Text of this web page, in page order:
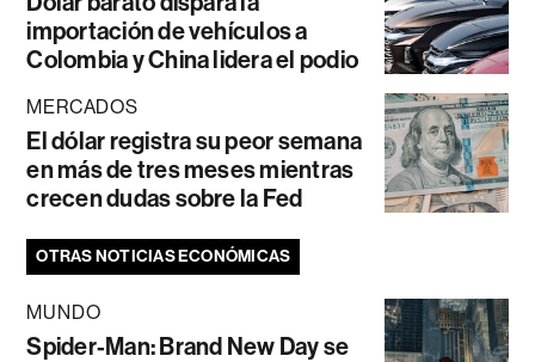
importación de vehículos a
Colombia y China lidera el podio
MERCADOS
El dólar registra su peor semana
en más de tres meses mientras
crecen dudas sobre la Fed
OTRAS NOTICIAS ECONÓMICAS
MUNDO
Spider-Man: Brand New Day se